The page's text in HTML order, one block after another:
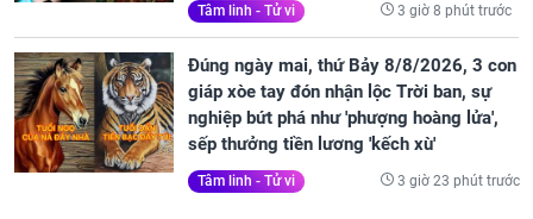
Tâm linh - Tử vi 3 giờ 8 phút trước
Đúng ngày mai, thứ Bảy 8/8/2026, 3 con
giáp xòe tay đón nhận lộc Trời ban, sự
nghiệp bứt phá như 'phượng hoàng lửa',
sếp thưởng tiền lương 'kếch xù'
Tâm linh - Tử vi 3 giờ 23 phút trước